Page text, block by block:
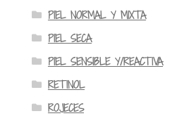
PIEL NORMAL Y MIXTA
PIEL SECA
PIEL SENSIBLE Y/REACTIVA
RETINOL
ROJECES